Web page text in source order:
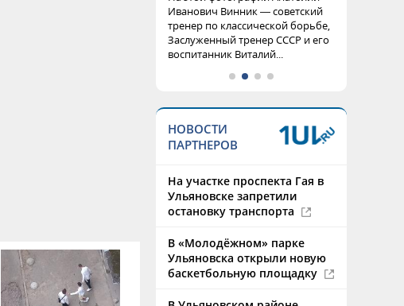
Иванович Винник — советский
тренер по классической борьбе,
Заслуженный тренер СССР и его
воспитанник Виталий...
НОВОСТИ
ПАРТНЕРОВ
На участке проспекта Гая в
Ульяновске запретили
остановку транспорта
В «Молодёжном» парке
Ульяновска открыли новую
баскетбольную площадку